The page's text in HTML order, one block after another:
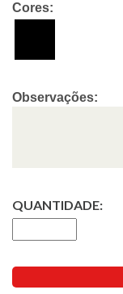
Cores:
Observações:
QUANTIDADE: